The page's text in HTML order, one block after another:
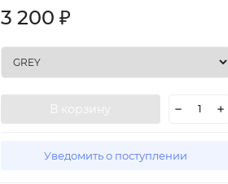
3 200 ₽
В корзину
Уведомить о поступлении